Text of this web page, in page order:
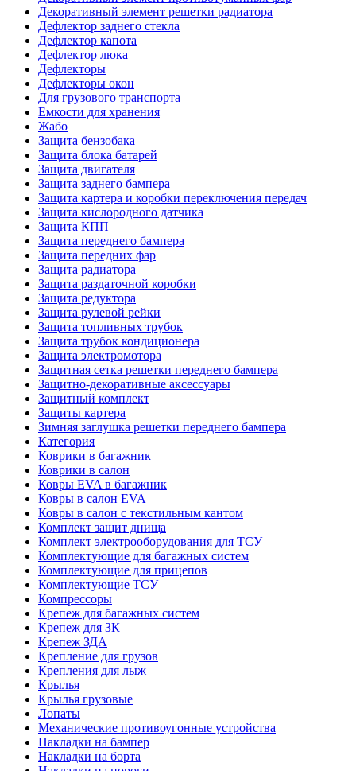
Декоративный элемент решетки радиатора
Дефлектор заднего стекла
Дефлектор капота
Дефлектор люка
Дефлекторы
Дефлекторы окон
Для грузового транспорта
Емкости для хранения
Жабо
Защита бензобака
Защита блока батарей
Защита двигателя
Защита заднего бампера
Защита картера и коробки переключения передач
Защита кислородного датчика
Защита КПП
Защита переднего бампера
Защита передних фар
Защита радиатора
Защита раздаточной коробки
Защита редуктора
Защита рулевой рейки
Защита топливных трубок
Защита трубок кондиционера
Защита электромотора
Защитная сетка решетки переднего бампера
Защитно-декоративные аксессуары
Защитный комплект
Защиты картера
Зимняя заглушка решетки переднего бампера
Категория
Коврики в багажник
Коврики в салон
Ковры EVA в багажник
Ковры в салон EVA
Ковры в салон с текстильным кантом
Комплект защит днища
Комплект электрооборудования для ТСУ
Комплектующие для багажных систем
Комплектующие для прицепов
Комплектующие ТСУ
Компрессоры
Крепеж для багажных систем
Крепеж для ЗК
Крепеж ЗДА
Крепление для грузов
Крепления для лыж
Крылья
Крылья грузовые
Лопаты
Механические противоугонные устройства
Накладки на бампер
Накладки на борта